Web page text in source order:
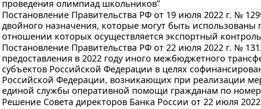
проведения олимпиад школьников”
Постановление Правительства РФ от 19 июля 2022 г. №
двойного назначения, которые могут быть
отношении которых осуществляется экспортный
Постановление Правительства РФ от 22 июля 2022 г. №
предоставления в 2022 году иного межбюджетного
субъектов Российской Федерации в целях
Российской Федерации, возникающих при реализации
единой службы оперативной помощи гражданам по
Решение Совета директоров Банка России от 22 июля